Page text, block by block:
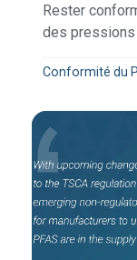
Rester
des pressions
Conformité du